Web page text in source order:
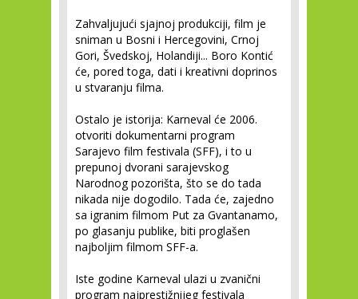
Zahvaljujući sjajnoj produkciji, film je
sniman u Bosni i Hercegovini, Crnoj
Gori, Švedskoj, Holandiji... Boro Kontić
će, pored toga, dati i kreativni doprinos
u stvaranju filma.
Ostalo je istorija: Karneval će 2006.
otvoriti dokumentarni program
Sarajevo film festivala (SFF), i to u
prepunoj dvorani sarajevskog
Narodnog pozorišta, što se do tada
nikada nije dogodilo. Tada će, zajedno
sa igranim filmom Put za Gvantanamo,
po glasanju publike, biti proglašen
najboljim filmom SFF-a.
Iste godine Karneval ulazi u zvanični
program najprestižnijeg festivala